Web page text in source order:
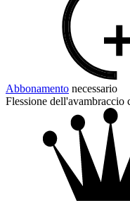
Abbonamento necessario
Flessione dell'avambraccio